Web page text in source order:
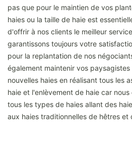
pas que pour le maintien de vos
haies ou la taille de haie est
d'offrir à nos clients le meilleur
garantissons toujours votre
pour la replantation de nos
également maintenir vos
nouvelles haies en réalisant tous les
haie et l'enlèvement de haie car
tous les types de haies allant des
aux haies traditionnelles de hêtres et